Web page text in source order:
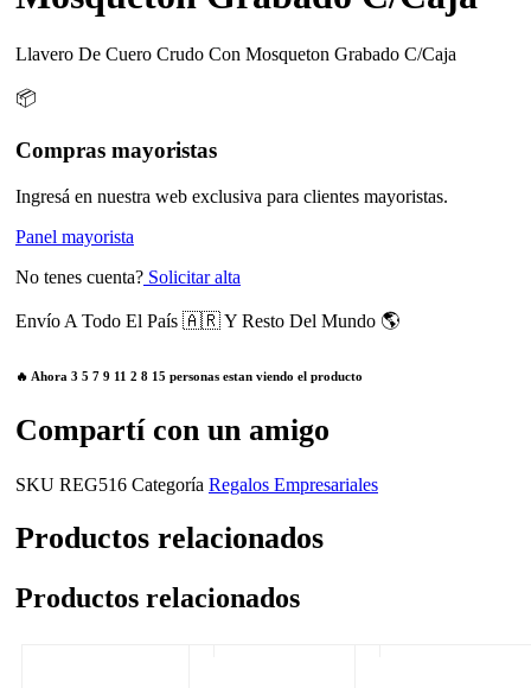
Llavero De Cuero Crudo Con Mosqueton Grabado C/Caja
📦
Compras mayoristas
Ingresá en nuestra web exclusiva para clientes mayoristas.
Panel mayorista
No tenes cuenta? Solicitar alta
Envío A Todo El País 🇦🇷 Y Resto Del Mundo 🌎
🔥 Ahora 3 5 7 9 11 2 8 15 personas estan viendo el producto
Compartí con un amigo
SKU REG516 Categoría Regalos Empresariales
Productos relacionados
Productos relacionados